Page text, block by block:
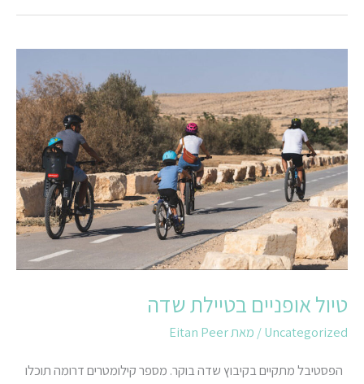
טיול אופניים בטיילת שדה
Uncategorized/ מאתEitan Peer
הפסטיבל מתקיים בקיבוץ שדה בוקר. מספר קילומטרים דרומה תוכלו
אופניים
בטיילת
שדה